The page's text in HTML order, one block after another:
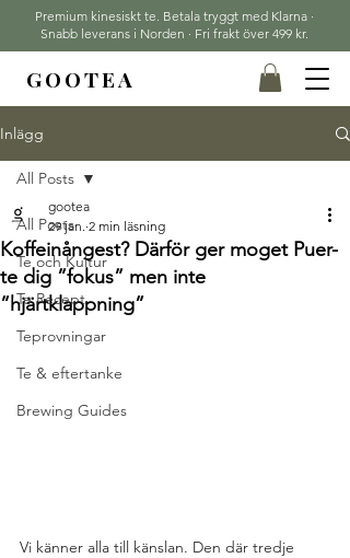
Premium kinesiskt te. Betala tryggt med Klarna ·
Snabb leverans i Norden · Fri frakt över 499 kr.
GOOTEA
Inlägg
All Posts
Te och Kultur
Te Recept
Teprovningar
Te & eftertanke
Brewing Guides
All Posts
Koffeinångest? Därför ger moget Puer-
te dig ”fokus” men inte
”hjärtklappning”
gootea
29 jan. 2 min läsning
Vi känner alla till känslan. Den där tredje